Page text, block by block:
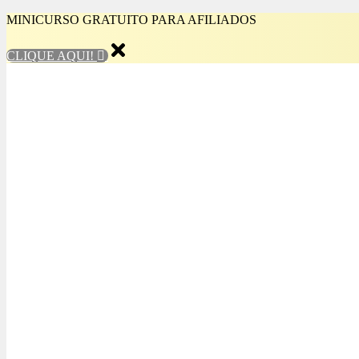
MINICURSO GRATUITO PARA AFILIADOS
CLIQUE AQUI!